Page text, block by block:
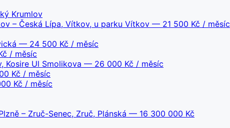
Krumlov
– Česká Lípa, Vítkov, u parku Vítkov — 21 500 Kč / měsíc
— 24 500 Kč / měsíc
/ měsíc
Kosire Ul Smolikova — 26 000 Kč / měsíc
Kč / měsíc
Kč / měsíc
– Zruč-Senec, Zruč, Plánská — 16 300 000 Kč